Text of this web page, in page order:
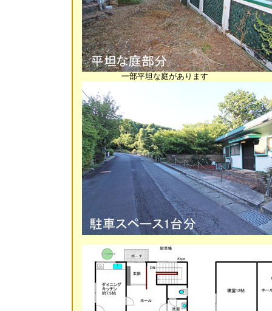
一部平坦な庭があります